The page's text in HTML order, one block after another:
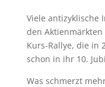
Viele antizyklische
den Aktienmärkten
Kurs-Rallye, die in
schon in ihr 10.
Was schmerzt